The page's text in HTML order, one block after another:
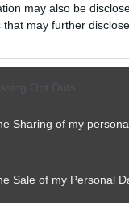
may also be
that may further
Opt Outs
Sharing of my
Sale of my Personal